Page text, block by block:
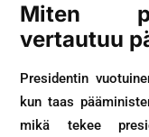
Miten
vertautuu
Presidentin
kun taas
mikä tekee